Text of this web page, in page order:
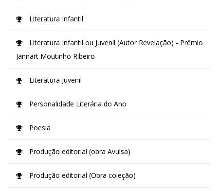
Literatura Infantil
Literatura Infantil ou Juvenil (Autor Revelação) - Prêmio
Jannart Moutinho Ribeiro
Literatura Juvenil
Personalidade Literária do Ano
Poesia
Produção editorial (obra Avulsa)
Produção editorial (Obra coleção)